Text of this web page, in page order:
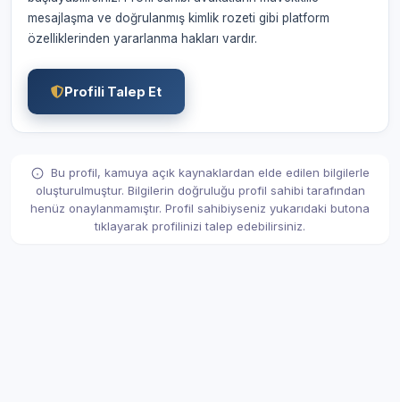
mesajlaşma ve doğrulanmış kimlik rozeti gibi platform
özelliklerinden yararlanma hakları vardır.
Profili Talep Et
Bu profil, kamuya açık kaynaklardan elde edilen bilgilerle
oluşturulmuştur. Bilgilerin doğruluğu profil sahibi tarafından
henüz onaylanmamıştır. Profil sahibiyseniz yukarıdaki butona
tıklayarak profilinizi talep edebilirsiniz.